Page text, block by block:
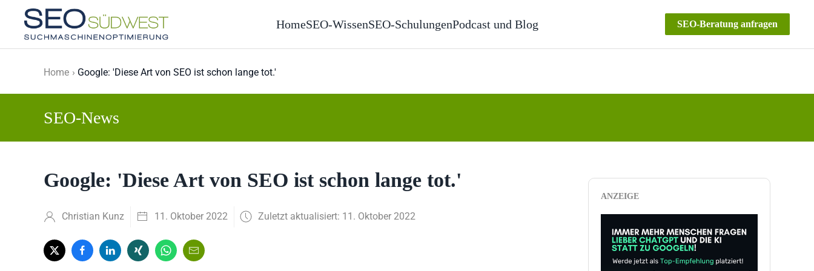
Skip to main content
HomeSEO-WissenSEO-SchulungenPodcast und Blog SEO-Beratung anfragen
Home Google: 'Diese Art von SEO ist schon lange tot.'
SEO-News
Google: 'Diese Art von SEO ist schon lange tot.'
Christian Kunz 11. Oktober 2022 Zuletzt aktualisiert: 11. Oktober 2022
ANZEIGE